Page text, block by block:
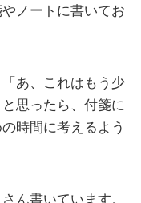
ノートに書いてお
あ、これはもう少
思ったら、付箋に
時間に考えるよう
ん書いています。